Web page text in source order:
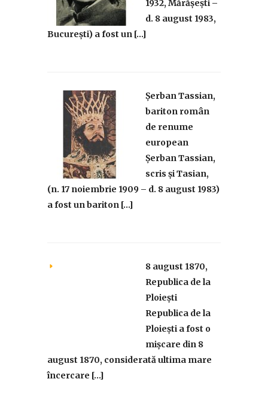
1932, Mărășești –
d. 8 august 1983,
București) a fost un […]
Șerban Tassian,
bariton român
de renume
european
Șerban Tassian,
scris și Tasian,
(n. 17 noiembrie 1909 – d. 8 august 1983)
a fost un bariton […]
8 august 1870,
Republica de la
Ploiești
Republica de la
Ploiești a fost o
mișcare din 8
august 1870, considerată ultima mare
încercare […]